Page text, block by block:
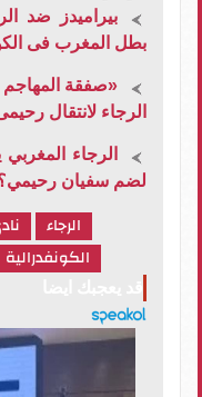
بيراميدز ضد
بطل المغرب فى
«صفقة
الرجاء لانتقال
الرجاء
لضم سفيان
الرجاء
الكونفدرالية